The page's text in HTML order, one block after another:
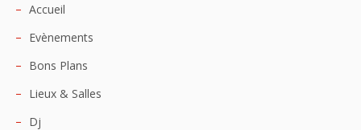
Accueil
Evènements
Bons Plans
Lieux & Salles
Dj